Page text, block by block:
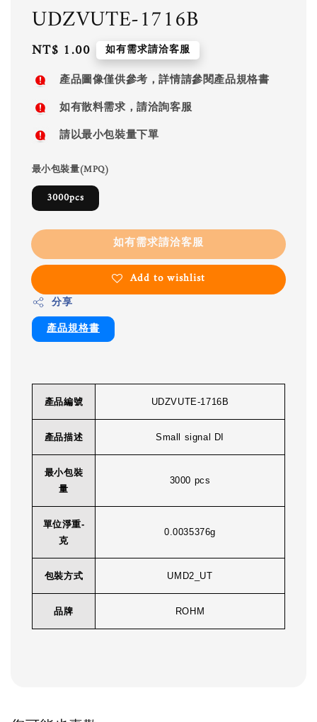
UDZVUTE-1716B
Regular
price
NT$ 1.00 如有需求請洽客服
產品圖像僅供參考，詳情請參閱產品規格書
如有散料需求，請洽詢客服
請以最小包裝量下單
最小包裝量(MPQ)
3000pcs
如有需求請洽客服
Add to wishlist
分享
產品規格書
產品編號 UDZVUTE-1716B
產品描述 Small signal DI
最小包裝
量
3000 pcs
單位淨重-
克
0.0035376g
包裝方式 UMD2_UT
品牌 ROHM